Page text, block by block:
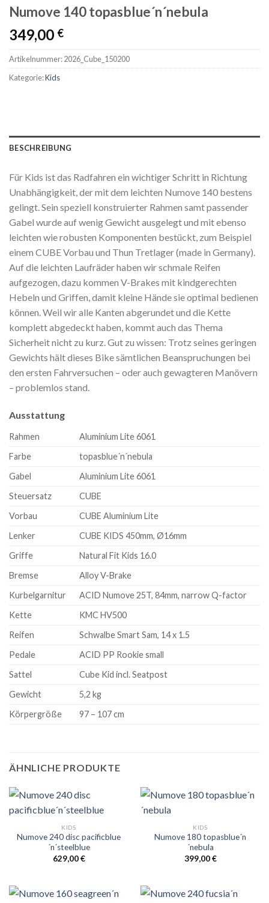
Numove 140 topasblue´n´nebula
349,00 €
Artikelnummer:2026_Cube_150200
Kategorie:Kids
BESCHREIBUNG
Für Kids ist das Radfahren ein wichtiger Schritt in Richtung
Unabhängigkeit, der mit dem leichten Numove 140 bestens
gelingt. Sein speziell konstruierter Rahmen samt passender
Gabel wurde auf wenig Gewicht ausgelegt und mit ebenso
leichten wie robusten Komponenten bestückt, zum Beispiel
einem CUBE Vorbau und Thun Tretlager (made in Germany).
Auf die leichten Laufräder haben wir schmale Reifen
aufgezogen, dazu kommen V-Brakes mit kindgerechten
Hebeln und Griffen, damit kleine Hände sie optimal bedienen
können. Weil wir alle Kanten abgerundet und die Kette
komplett abgedeckt haben, kommt auch das Thema
Sicherheit nicht zu kurz. Gut zu wissen: Trotz seines geringen
Gewichts hält dieses Bike sämtlichen Beanspruchungen bei
den ersten Fahrversuchen – oder auch gewagteren Manövern
– problemlos stand.
Ausstattung
Rahmen
Aluminium Lite 6061
Farbe
topasblue´n´nebula
Gabel
Aluminium Lite 6061
Steuersatz
CUBE
Vorbau
CUBE Aluminium Lite
Lenker
CUBE KIDS 450mm, Ø16mm
Griffe
Natural Fit Kids 16.0
Bremse
Alloy V-Brake
Kurbelgarnitur
ACID Numove 25T, 84mm, narrow Q-factor
Kette
KMC HV500
Reifen
Schwalbe Smart Sam, 14 x 1.5
Pedale
ACID PP Rookie small
Sattel
Cube Kid incl. Seatpost
Gewicht
5,2 kg
Körpergröße
97 – 107 cm
ÄHNLICHE PRODUKTE
KIDS
Numove 240 disc pacificblue
´n´steelblue
629,00€
KIDS
Numove 180 topasblue´n
´nebula
399,00€